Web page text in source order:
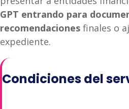
GPT entrando para
recomendaciones finales o
expediente.
Condiciones del